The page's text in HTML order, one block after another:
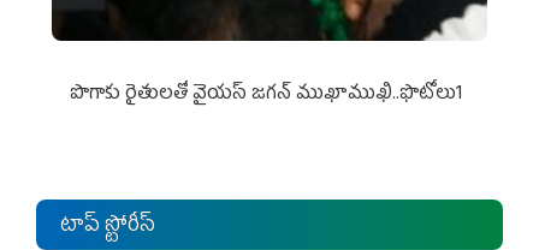
పొగాకు రైతుల‌తో వైయ‌స్ జ‌గ‌న్ ముఖాముఖి..ఫొటోలు1
టాప్ స్టోరీస్